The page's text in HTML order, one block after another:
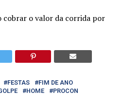
cobrar o valor da corrida por
FESTAS
FIM DE ANO
HOME PROCON